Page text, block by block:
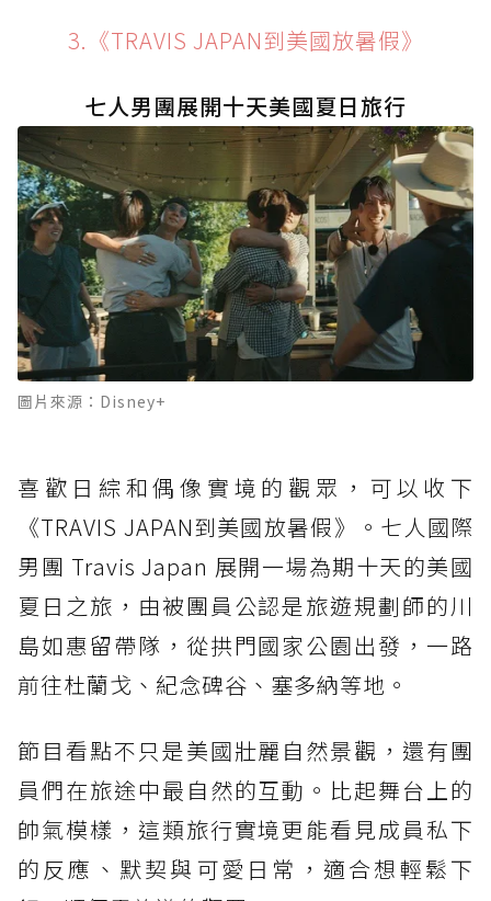
3.《TRAVIS JAPAN到美國放暑假》
七人男團展開十天美國夏日旅行
圖片來源：Disney+
喜歡日綜和偶像實境的觀眾，可以收下
《TRAVIS JAPAN到美國放暑假》。七人國際
男團 Travis Japan 展開一場為期十天的美國
夏日之旅，由被團員公認是旅遊規劃師的川
島如惠留帶隊，從拱門國家公園出發，一路
前往杜蘭戈、紀念碑谷、塞多納等地。
節目看點不只是美國壯麗自然景觀，還有團
員們在旅途中最自然的互動。比起舞台上的
帥氣模樣，這類旅行實境更能看見成員私下
的反應、默契與可愛日常，適合想輕鬆下